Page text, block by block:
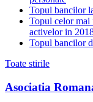
Topul bancilor
Topul celor mai
activelor in
Topul bancilor
Toate stirile
Asociatia